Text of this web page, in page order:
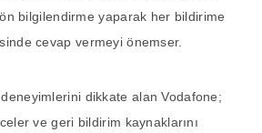
bilgilendirme yaparak her bildirime
cevap vermeyi önemser.
dikkate alan Vodafone;
ve geri bildirim kaynaklarını